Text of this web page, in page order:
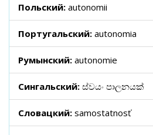
Польский: autonomii
Португальский: autonomia
Румынский: autonomie
Сингальский: ස්වයං පාලනයක්
Словацкий: samostatnosť